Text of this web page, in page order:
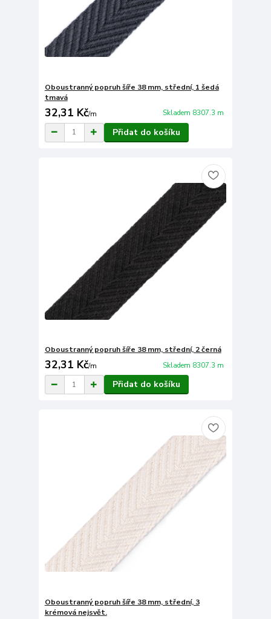
Oboustranný popruh šíře 38 mm, střední, 1 šedá
tmavá
32,31 Kč/m Skladem 8307.3 m
Přidat do košíku
Oboustranný popruh šíře 38 mm, střední, 2 černá
32,31 Kč/m Skladem 8307.3 m
Přidat do košíku
Oboustranný popruh šíře 38 mm, střední, 3
krémová nejsvět.